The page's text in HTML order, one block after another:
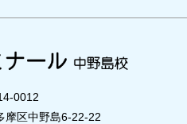
0012
摩区中野島6-22-22